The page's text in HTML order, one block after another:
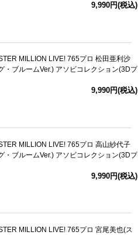
9,990円(税込)
MILLION LIVE! 765プロ 松田亜利沙
・ブルームVer.) アソビコレクション(3Dプ
9,990円(税込)
MILLION LIVE! 765プロ 高山紗代子
・ブルームVer.) アソビコレクション(3Dプ
9,990円(税込)
MILLION LIVE! 765プロ 宮尾美也(ス